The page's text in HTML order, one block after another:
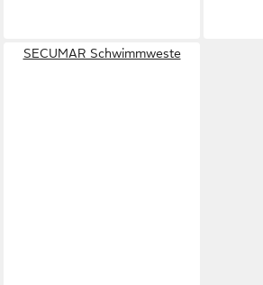
SECUMAR Schwimmweste